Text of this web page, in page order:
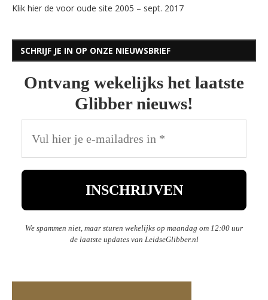
Klik hier de voor oude site 2005 – sept. 2017
SCHRIJF JE IN OP ONZE NIEUWSBRIEF
Ontvang wekelijks het laatste
Glibber nieuws!
We spammen niet, maar sturen wekelijks op maandag om 12:00 uur
de laatste updates van LeidseGlibber.nl